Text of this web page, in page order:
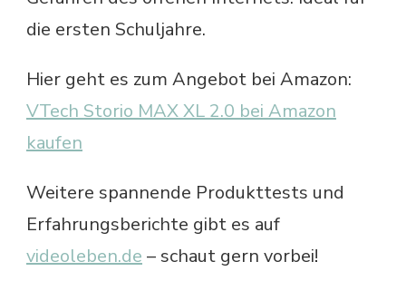
die ersten Schuljahre.
Hier geht es zum Angebot bei Amazon:
VTech Storio MAX XL 2.0 bei Amazon
kaufen
Weitere spannende Produkttests und
Erfahrungsberichte gibt es auf
videoleben.de – schaut gern vorbei!